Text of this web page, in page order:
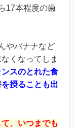
17本程度の歯
やバナナなど
くなってしま
スのとれた食
摂ることも出
、いつまでも